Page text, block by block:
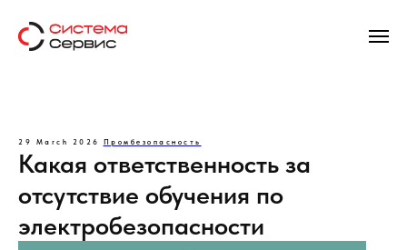
29 March 2026 Промбезопасность
Какая ответственность за
отсутствие обучения по
электробезопасности